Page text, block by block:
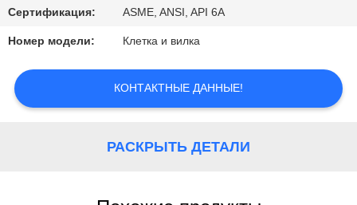
ОТПРАВИТЬ
ЗАПРОС
КАРТА
САЙТА
Сертификация: ASME, ANSI, API 6A
Номер модели: Клетка и вилка
КОНТАКТНЫЕ ДАННЫЕ!
РАСКРЫТЬ ДЕТАЛИ